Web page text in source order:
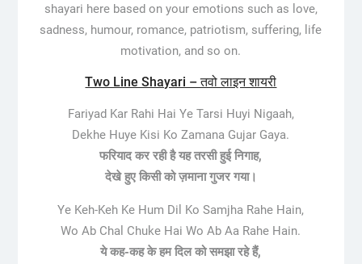
shayari here based on your emotions such as love,
sadness, humour, romance, patriotism, suffering, life
motivation, and so on.
Two Line Shayari – तवो लाइन शायरी
Fariyad Kar Rahi Hai Ye Tarsi Huyi Nigaah,
Dekhe Huye Kisi Ko Zamana Gujar Gaya.
फरियाद कर रही है यह तरसी हुई निगाह,
देखे हुए किसी को ज़माना गुजर गया।
Ye Keh-Keh Ke Hum Dil Ko Samjha Rahe Hain,
Wo Ab Chal Chuke Hai Wo Ab Aa Rahe Hain.
ये कह-कह के हम दिल को समझा रहे हैं,